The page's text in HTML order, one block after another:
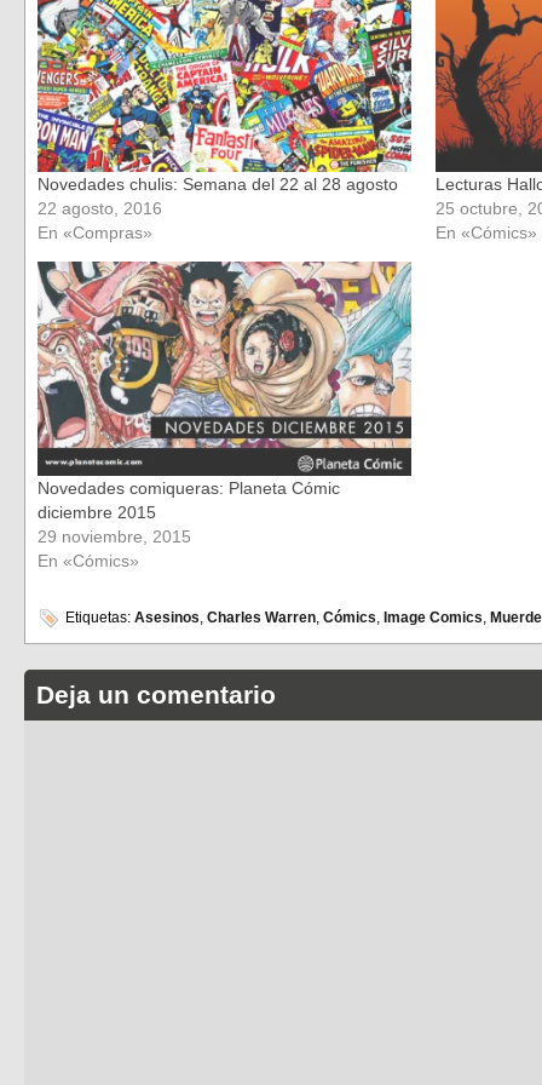
nueva) nueva)
Novedades chulis: Semana del 22 al 28 agosto
22 agosto, 2016
En «Compras»
Lecturas
25 octubre,
En «Cómics»
Novedades comiqueras: Planeta Cómic
diciembre 2015
29 noviembre, 2015
En «Cómics»
Etiquetas: Asesinos, Charles Warren, Cómics, Image Comics,
Deja un comentario